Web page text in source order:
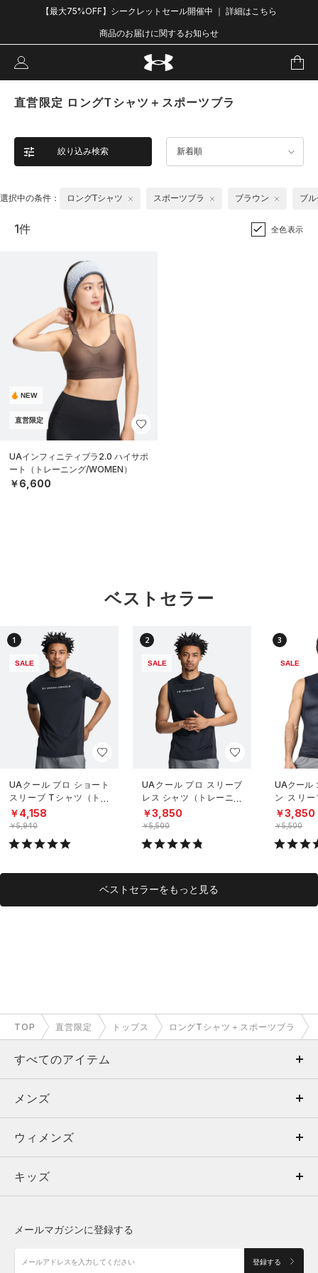
【最大75%OFF】シークレットセール開催中 ｜ 詳細はこちら
商品のお届けに関するお知らせ
直営限定 ロングTシャツ＋スポーツブラ
絞り込み検索 新着順
選択中の条件： ロングTシャツ スポーツブラ ブラウン ブ
1件 全色表示
NEW
直営限定
UAインフィニティブラ2.0 ハイサポ
ート（トレーニング/WOMEN）
￥6,600
ベストセラー
1
SALE
UAクール プロ ショート
スリーブ Tシャツ（トレ
ーニング/MEN）
￥4,158
￥5,940
2
SALE
UAクール プロ スリーブ
レス シャツ（トレーニン
グ/MEN）
￥3,850
￥5,500
3
SALE
UAクール
ン スリ
（トレー
￥3,850
￥5,500
ベストセラーをもっと見る
TOP 直営限定 トップス ロングTシャツ＋スポーツブラ
すべてのアイテム
メンズ
ウィメンズ
キッズ
アクセサリー
メンズ
トップス
ボトムス
アクセサリー
ウィメンズ
トップス
シューズ
キッズ
メールマガジンに登録する
登録する